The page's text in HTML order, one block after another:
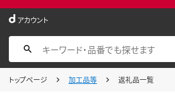
アカウント
トップページ 加工品等 返礼品一覧